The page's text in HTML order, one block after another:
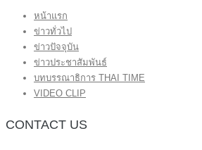
หน้าแรก
ข่าวทั่วไป
ข่าวปัจจุบัน
ข่าวประชาสัมพันธ์
บทบรรณาธิการ THAI TIME
VIDEO CLIP
CONTACT US